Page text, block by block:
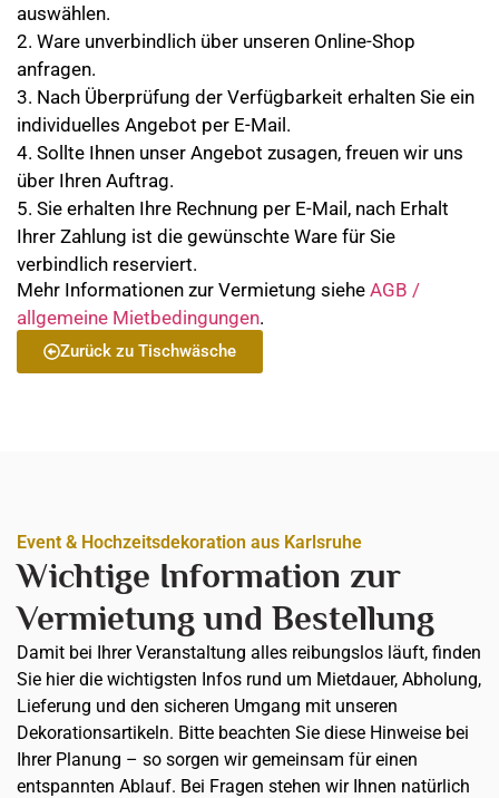
auswählen.
2. Ware unverbindlich über unseren Online-Shop
anfragen.
3. Nach Überprüfung der Verfügbarkeit erhalten Sie ein
individuelles Angebot per E-Mail.
4. Sollte Ihnen unser Angebot zusagen, freuen wir uns
über Ihren Auftrag.
5. Sie erhalten Ihre Rechnung per E-Mail, nach Erhalt
Ihrer Zahlung ist die gewünschte Ware für Sie
verbindlich reserviert.
Mehr Informationen zur Vermietung siehe AGB /
allgemeine Mietbedingungen.
Zurück zu Tischwäsche
Event & Hochzeitsdekoration aus Karlsruhe
Wichtige Information zur
Vermietung und Bestellung
Damit bei Ihrer Veranstaltung alles reibungslos läuft, finden
Sie hier die wichtigsten Infos rund um Mietdauer, Abholung,
Lieferung und den sicheren Umgang mit unseren
Dekorationsartikeln. Bitte beachten Sie diese Hinweise bei
Ihrer Planung – so sorgen wir gemeinsam für einen
entspannten Ablauf. Bei Fragen stehen wir Ihnen natürlich